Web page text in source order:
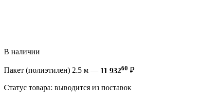
В наличии
Пакет (полиэтилен) 2.5 м — 11 93260 ₽
Статус товара: выводится из поставок